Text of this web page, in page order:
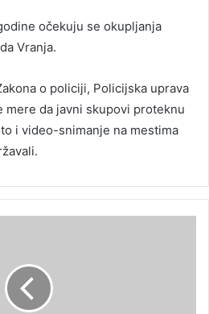
očekuju se okupljanja
Vranja.
o policiji, Policijska uprava
mere da javni skupovi proteknu
i video-snimanje na mestima